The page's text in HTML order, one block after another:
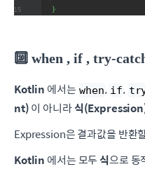
🔟 when , if , try-
Kotlin 에서는 when, if,
nt)이 아니라식
Expression은 결과값을 반환
Kotlin 에서는 모두식으로 동